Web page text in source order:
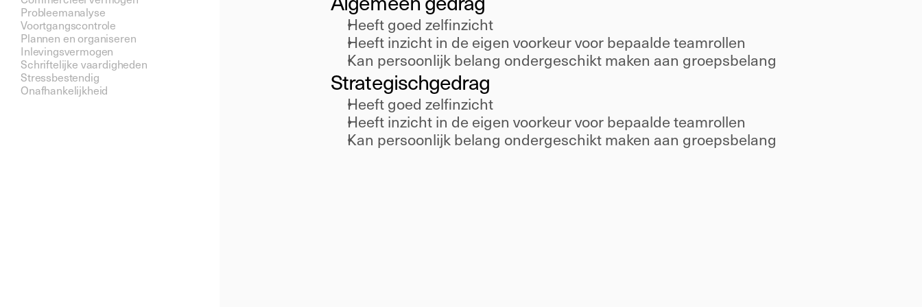
Probleemanalyse
Voortgangscontrole
Plannen en organiseren
Inlevingsvermogen
Schriftelijke vaardigheden
Stressbestendig
Onafhankelijkheid
Heeft goed zelfinzicht
Heeft inzicht in de eigen voorkeur voor bepaalde teamrollen
Kan persoonlijk belang ondergeschikt maken aan groepsbelang
Strategischgedrag
Heeft goed zelfinzicht
Heeft inzicht in de eigen voorkeur voor bepaalde teamrollen
Kan persoonlijk belang ondergeschikt maken aan groepsbelang